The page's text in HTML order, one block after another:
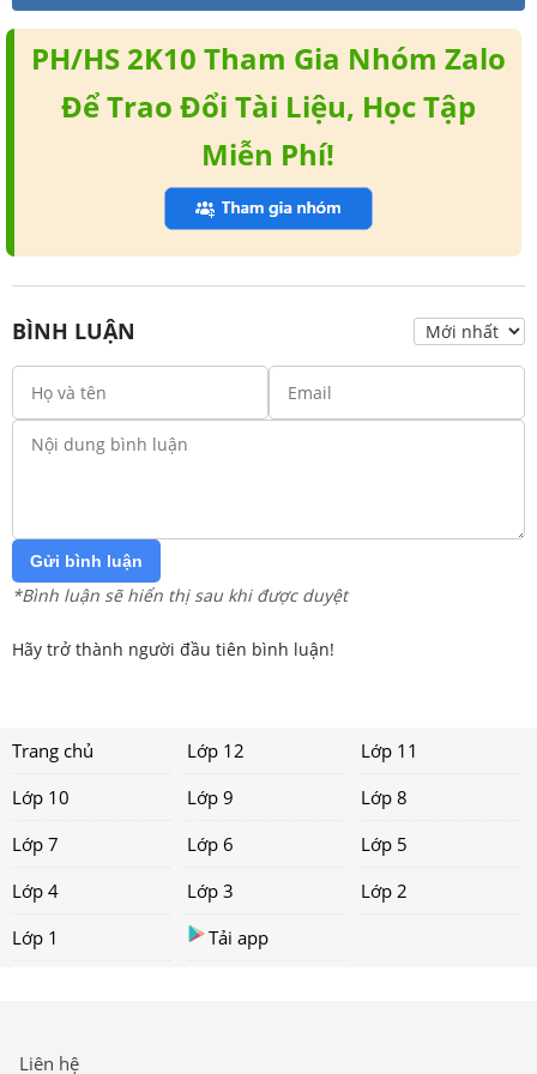
PH/HS 2K10 Tham Gia Nhóm Zalo
Để Trao Đổi Tài Liệu, Học Tập
Miễn Phí!
BÌNH LUẬN
Gửi bình luận
*Bình luận sẽ hiển thị sau khi được duyệt
Hãy trở thành người đầu tiên bình luận!
Trang chủ Lớp 12
Lớp 11
Lớp 10
Lớp 9
Lớp 8
Lớp 7
Lớp 6
Lớp 5
Lớp 4
Lớp 3
Lớp 2
Lớp 1
Tải app
Liên hệ